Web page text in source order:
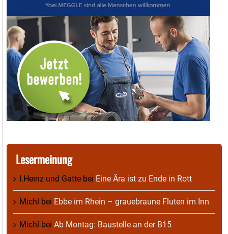
Lesermeinung
I.Heinz und Gatte bei Eine Ära ist zu Ende in Rott
Michl bei Ebbe im Rhein – grauebraune Fluten im Inn
Michl bei Ab Montag: Baustelle an der B15